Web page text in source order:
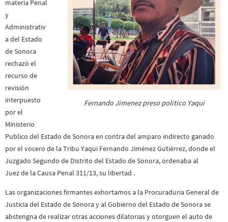
Fernando Jimenez preso politico Yaqui
materia Penal
y
Administrativ
a del Estado
de Sonora
rechazó el
recurso de
revisión
interpuesto
por el
Ministerio
Publico del Estado de Sonora en contra del amparo indirecto ganado
por el vocero de la Tribu Yaqui Fernando Jiménez Gutiérrez, donde el
Juzgado Segundo de Distrito del Estado de Sonora, ordenaba al
Juez de la Causa Penal 311/13, su libertad .
Las organizaciones firmantes exhortamos a la Procuraduria General de
Justicia del Estado de Sonora y al Gobierno del Estado de Sonora se
abstengna de realizar otras acciones dilatorias y otorguen el auto de